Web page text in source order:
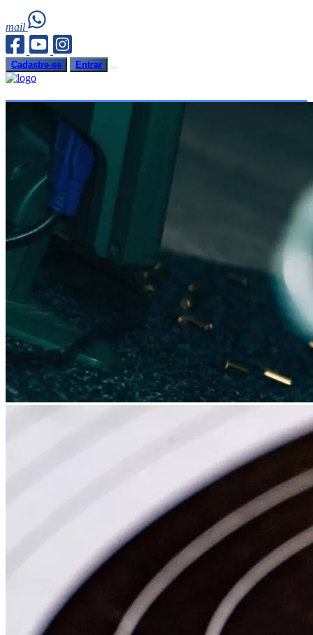
mail
Cadastre-se Entrar